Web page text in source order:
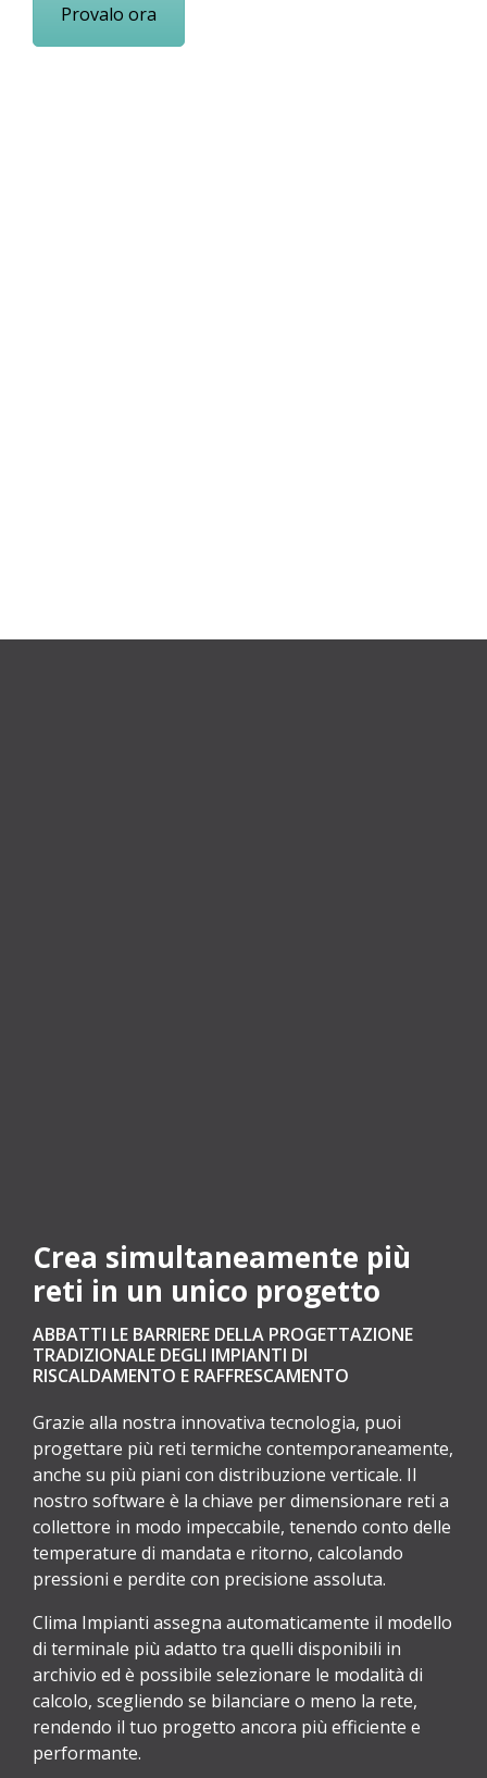
Provalo ora
Crea simultaneamente più
reti in un unico progetto
ABBATTI LE BARRIERE DELLA PROGETTAZIONE
TRADIZIONALE DEGLI IMPIANTI DI
RISCALDAMENTO E RAFFRESCAMENTO
Grazie alla nostra innovativa tecnologia, puoi
progettare più reti termiche contemporaneamente,
anche su più piani con distribuzione verticale. Il
nostro software è la chiave per dimensionare reti a
collettore in modo impeccabile, tenendo conto delle
temperature di mandata e ritorno, calcolando
pressioni e perdite con precisione assoluta.
Clima Impianti assegna automaticamente il modello
di terminale più adatto tra quelli disponibili in
archivio ed è possibile selezionare le modalità di
calcolo, scegliendo se bilanciare o meno la rete,
rendendo il tuo progetto ancora più efficiente e
performante.